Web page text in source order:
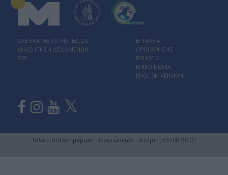
ΣΧΕΤΙΚΑ ΜΕ ΤΟ ΜΕΤΕΟ.GR
ΑΝΑΖΗΤΗΣΗ ΔΕΔΟΜΕΝΩΝ
RSS
ΕΡΓΑΛΕΙΑ
ΟΡΟΙ ΧΡΗΣΗΣ
ΒΟΗΘΕΙΑ
ΕΠΙΚΟΙΝΩΝΙΑ
ENGLISH VERSION
Τελευταία ενημέρωση προγνώσεων: Τετάρτη, 05/08 20:31